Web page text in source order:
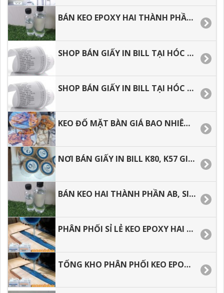
BÁN KEO EPOXY HAI THÀNH PHẦN SỐ LƯỢNG 1 KÝ, 3, KÝ, 5 KÝ, 10 KÝ VÀ SỐ LƯỢNG LỚN.
SHOP BÁN GIẤY IN BILL TẠI HÓC MÔN, BÌNH TÂN, TÂN BÌNH, TÂN PHÚ.
SHOP BÁN GIẤY IN BILL TẠI HÓC MÔN, BÌNH TÂN, TÂN BÌNH, TÂN PHÚ.
KEO ĐỔ MẶT BÀN GIÁ BAO NHIÊU, ĐỊA CHỈ BÁN KEO GIÁ RẺ TẠI Q8, Q.7. Q.5.
NƠI BÁN GIẤY IN BILL K80, K57 GIÁ RẺ TẠI TP.HCM.
BÁN KEO HAI THÀNH PHẦN AB, SIÊU TRONG SIÊU CỨNG GIÁ RẺ.
PHÂN PHỐI SỈ LẺ KEO EPOXY HAI THÀNH PHẦN TẠI HÓC MÔN, BÌNH TÂN, BÌNH CHÁNH.
TỔNG KHO PHÂN PHỐI KEO EPOXY GIÁ RẺ, GIAO HÀNG NHANH, SHIP COD, CHÀNH XE.